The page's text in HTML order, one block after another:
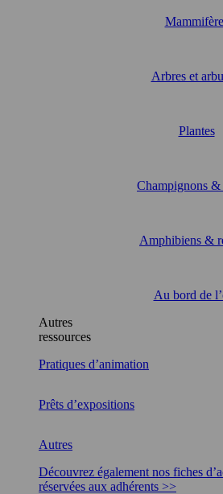
Arbres et
Plantes
Champignons &
Amphibiens &
Au bord de
Autres
ressources
Pratiques d’animation
Prêts d’expositions
Autres
Découvrez également nos fiches
réservées aux adhérents >>